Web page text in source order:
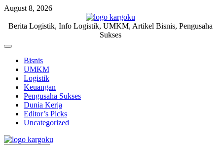
Skip
content
August 8, 2026
KARGOKU.ID
Berita Logistik, Info Logistik, UMKM, Artikel Bisnis, Pengusaha
Sukses
Off
CanvasBisnis
UMKM
Logistik
Keuangan
Pengusaha Sukses
Dunia Kerja
Editor’s Picks
Uncategorized